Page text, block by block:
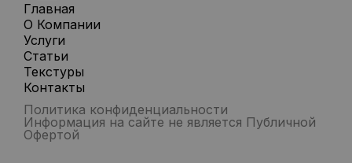
Главная
О Компании
Услуги
Статьи
Текстуры
Контакты
Политика конфиденциальности
Информация на сайте не является Публичной
Офертой